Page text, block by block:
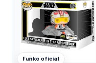
Funko oficial